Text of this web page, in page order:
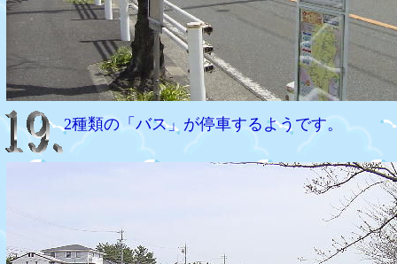
2種類の「バス」が停車するようです。